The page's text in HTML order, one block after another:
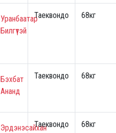
Уранбаатар
Билгүтэй
Таеквондо 68кг
Бэхбат
Ананд
Таеквондо 68кг
ЭрдэнэсайханТаеквондо 68кг